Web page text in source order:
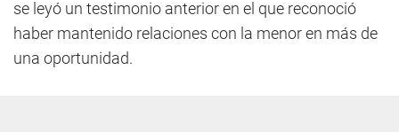
se leyó un testimonio anterior en el que reconoció
haber mantenido relaciones con la menor en más de
una oportunidad.